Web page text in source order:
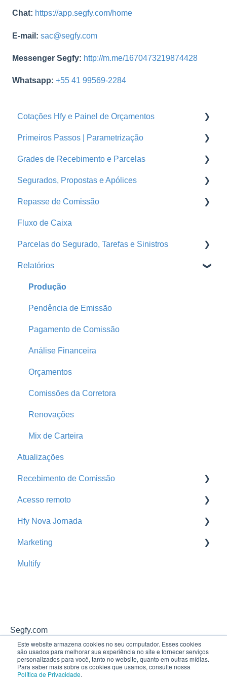
Este website armazena cookies no seu computador. Esses cookies
são usados ​​para melhorar sua experiência no site e fornecer serviços
personalizados para você, tanto no website, quanto em outras mídias.
Para saber mais sobre os cookies que usamos, consulte nossa
Política de Privacidade.
Chat: https://app.segfy.com/home
E-mail: sac@segfy.com
Messenger Segfy: http://m.me/1670473219874428
Whatsapp: +55 41 99569-2284
Cotações Hfy e Painel de Orçamentos
Orçamentos
Cotações Hfy
Logins Seguradoras
Primeiros Passos | Parametrização
Usuários
Corretoras
Ramos
Seguradoras
Treinamentos
Conta Segfy
Página Pública
Parametrização
Produtores
Home
Print
Grades de Recebimento e Parcelas
Parcelas
Grades de Recebimento
Segurados, Propostas e Apólices
Endossos
Propostas e Apólices
Portal da Seguradora
Segurados
Automações
Repasse de Comissão
Grade de Pagamento - Repasse
Repasse
Faturas
Fluxo de Caixa
Parcelas do Segurado, Tarefas e Sinistros
E-mail Marketing
Tarefas
Comunicador da Corretora
Parcelas do Segurado
Sinistros
Parcelas Atrasadas
Relatórios
Produção
Pendência de Emissão
Pagamento de Comissão
Análise Financeira
Orçamentos
Comissões da Corretora
Renovações
Mix de Carteira
Atualizações
Recebimento de Comissão
Baixa de Comissão
Portal da Seguradora
Busca de Extratos
Acesso remoto
Acesso remoto
Hfy Nova Jornada
Cross Sell Rede de Parceiros
Hfy Nova Jornada
Marketing
Promoção
Multify
Segfy.com